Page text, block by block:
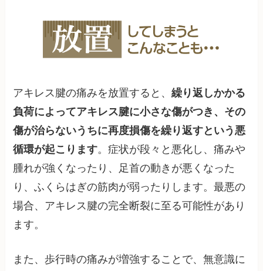
アキレス腱の痛みを放置すると、繰り返しかかる
負荷によってアキレス腱に小さな傷がつき、その
傷が治らないうちに再度損傷を繰り返すという悪
循環が起こります。症状が段々と悪化し、痛みや
腫れが強くなったり、足首の動きが悪くなった
り、ふくらはぎの筋肉が弱ったりします。最悪の
場合、アキレス腱の完全断裂に至る可能性があり
ます。
また、歩行時の痛みが増強することで、無意識に